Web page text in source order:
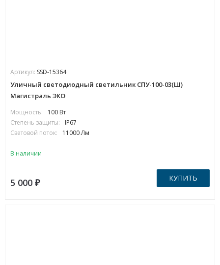
Артикул: SSD-15364
Уличный светодиодный светильник СПУ-100-03(Ш)
Магистраль ЭКО
Мощность:
100 Вт
Степень защиты:
IP67
Световой поток:
11000 Лм
В наличии
5 000 ₽ КУПИТЬ